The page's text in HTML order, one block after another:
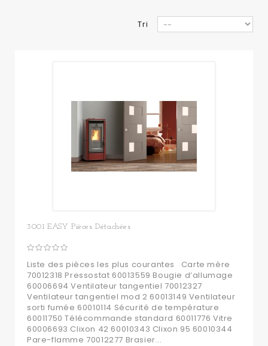
Tri
3001 EASY Pièces Détachées
Liste des pièces les plus courantes Carte mère
70012318 Pressostat 60013559 Bougie d’allumage
60006694 Ventilateur tangentiel 70012327
Ventilateur tangentiel mod 2 60013149 Ventilateur
sorti fumée 60010114 Sécurité de température
60011750 Télécommande standard 60011776 Vitre
60006693 Clixon 42 60010343 Clixon 95 60010344
Pare-flamme 70012277 Brasier...